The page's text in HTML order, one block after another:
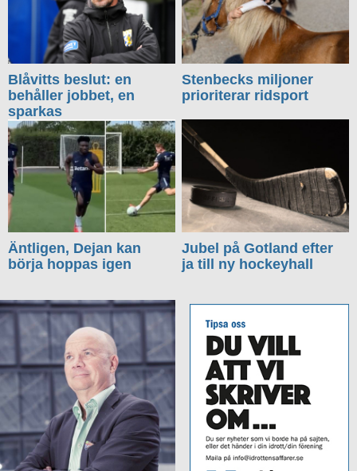
Blåvitts beslut: en
behåller jobbet, en
sparkas
Stenbecks miljoner
prioriterar ridsport
Äntligen, Dejan kan
börja hoppas igen
Jubel på Gotland efter
ja till ny hockeyhall